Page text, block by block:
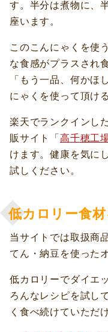
す。半分は煮物に、
座います。
このこんにゃくを使
な食感がプラスされ
「もう一品、何かほ
にゃくを使って頂け
楽天でランクインし
販サイト「高千穂工
けます。健康を気に
試しください。
低カロリー食
当サイトでは取扱商
てん・納豆を使った
低カロリーでダイエ
ろんなレシピを試し
く食べ続けていただ